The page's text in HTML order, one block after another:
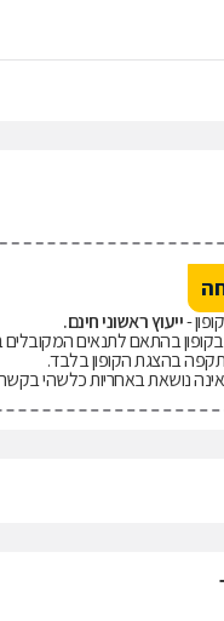
-ייעוץ ראשוני חינם.
בהתאם לתנאים
בהצגת הקופון בלבד.
נושאת באחריות כלשהי בקשר